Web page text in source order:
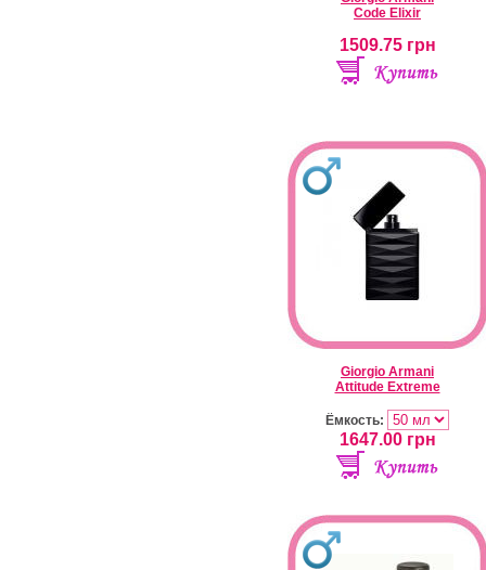
Code Elixir
1509.75грн
Giorgio Armani
Attitude Extreme
Ёмкость:
1647.00грн